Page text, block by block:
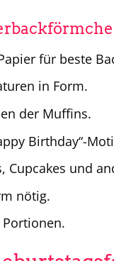
für beste
in Form.
der Muffins.
Birthday“-
Cupcakes und
nötig.